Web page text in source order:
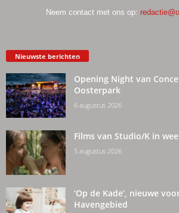
Neem contact met ons op:
Nieuwste berichten
Opening Night van
Oosterpark
6 augustus 2026
Films van Studio/K in
5 augustus 2026
‘Op de Kade’, nieuwe
Havengebied